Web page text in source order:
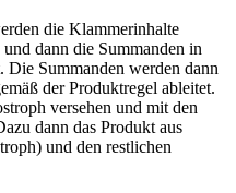
die Klammerinhalte
dann die Summanden in
Summanden werden dann
der Produktregel ableitet.
versehen und mit den
dann das Produkt aus
und den restlichen